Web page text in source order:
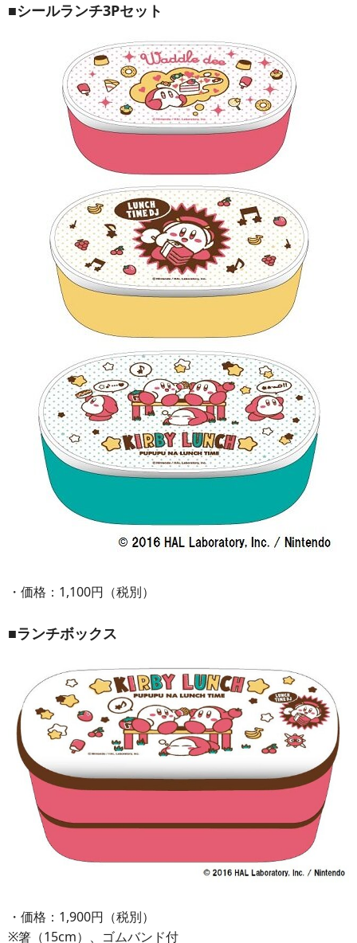
■シールランチ3Pセット
・価格：1,100円（税別）
■ランチボックス
・価格：1,900円（税別）
※箸（15cm）、ゴムバンド付